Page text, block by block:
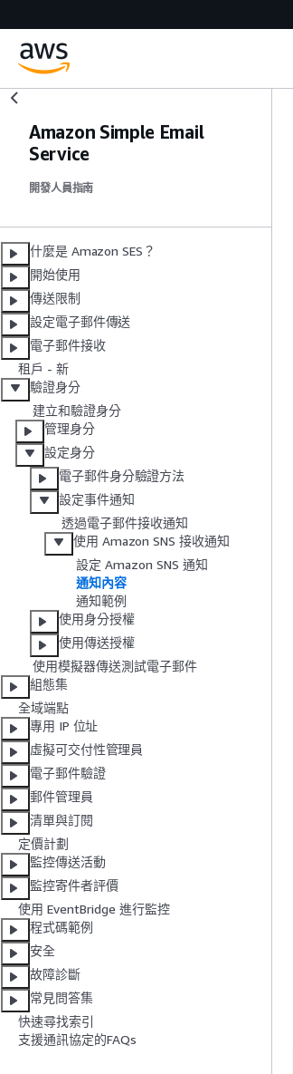
Amazon Simple Email
Service
開發人員指南
什麼是 Amazon SES？
開始使用
傳送限制
設定電子郵件傳送
電子郵件接收
租戶 - 新
驗證身分
建立和驗證身分
管理身分
設定身分
電子郵件身分驗證方法
設定事件通知
透過電子郵件接收通知
使用 Amazon SNS 接收通知
設定 Amazon SNS 通知
通知內容
通知範例
使用身分授權
使用傳送授權
使用模擬器傳送測試電子郵件
組態集
全域端點
專用 IP 位址
虛擬可交付性管理員
電子郵件驗證
郵件管理員
清單與訂閱
定價計劃
監控傳送活動
監控寄件者評價
使用 EventBridge 進行監控
程式碼範例
安全
故障診斷
常見問答集
快速尋找索引
支援通訊協定的FAQs